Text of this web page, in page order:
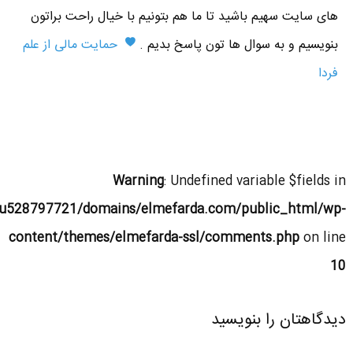
های سایت سهیم باشید تا ما هم بتونیم با خیال راحت براتون
بنویسیم و به سوال ها تون پاسخ بدیم .
حمایت مالی از علم
فردا
Warning: Undefined variable $fields in
domains/elmefarda.com/public_html/wp-
content/themes/elmefarda-ssl/comments.phpon line
10
دیدگاهتان را بنویسید